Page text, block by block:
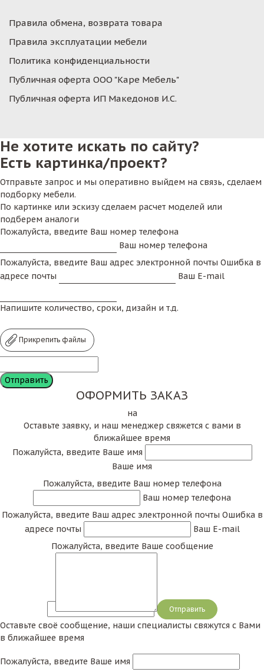
Правила обмена, возврата товара
Правила эксплуатации мебели
Политика конфиденциальности
Публичная оферта ООО "Каре Мебель"
Публичная оферта ИП Македонов И.С.
Не хотите искать по сайту?
Есть картинка/проект?
Отправьте запрос и мы оперативно выйдем на связь, сделаем
подборку мебели.
По картинке или эскизу сделаем расчет моделей или
подберем аналоги
Пожалуйста, введите Ваш номер телефона
Ваш номер телефона
Пожалуйста, введите Ваш адрес электронной почты Ошибка в
адресе почты
Ваш E-mail
Напишите количество, сроки, дизайн и т.д.
Прикрепить файлы
ОФОРМИТЬ ЗАКАЗ
на
Оставьте заявку, и наш менеджер свяжется с вами в
ближайшее время
Пожалуйста, введите Ваше имя
Ваше имя
Пожалуйста, введите Ваш номер телефона
Ваш номер телефона
Пожалуйста, введите Ваш адрес электронной почты Ошибка в
адресе почты
Ваш E-mail
Пожалуйста, введите Ваше сообщение
Сообщение
Оставьте своё сообщение, наши специалисты свяжутся с Вами
в ближайшее время
Пожалуйста, введите Ваше имя